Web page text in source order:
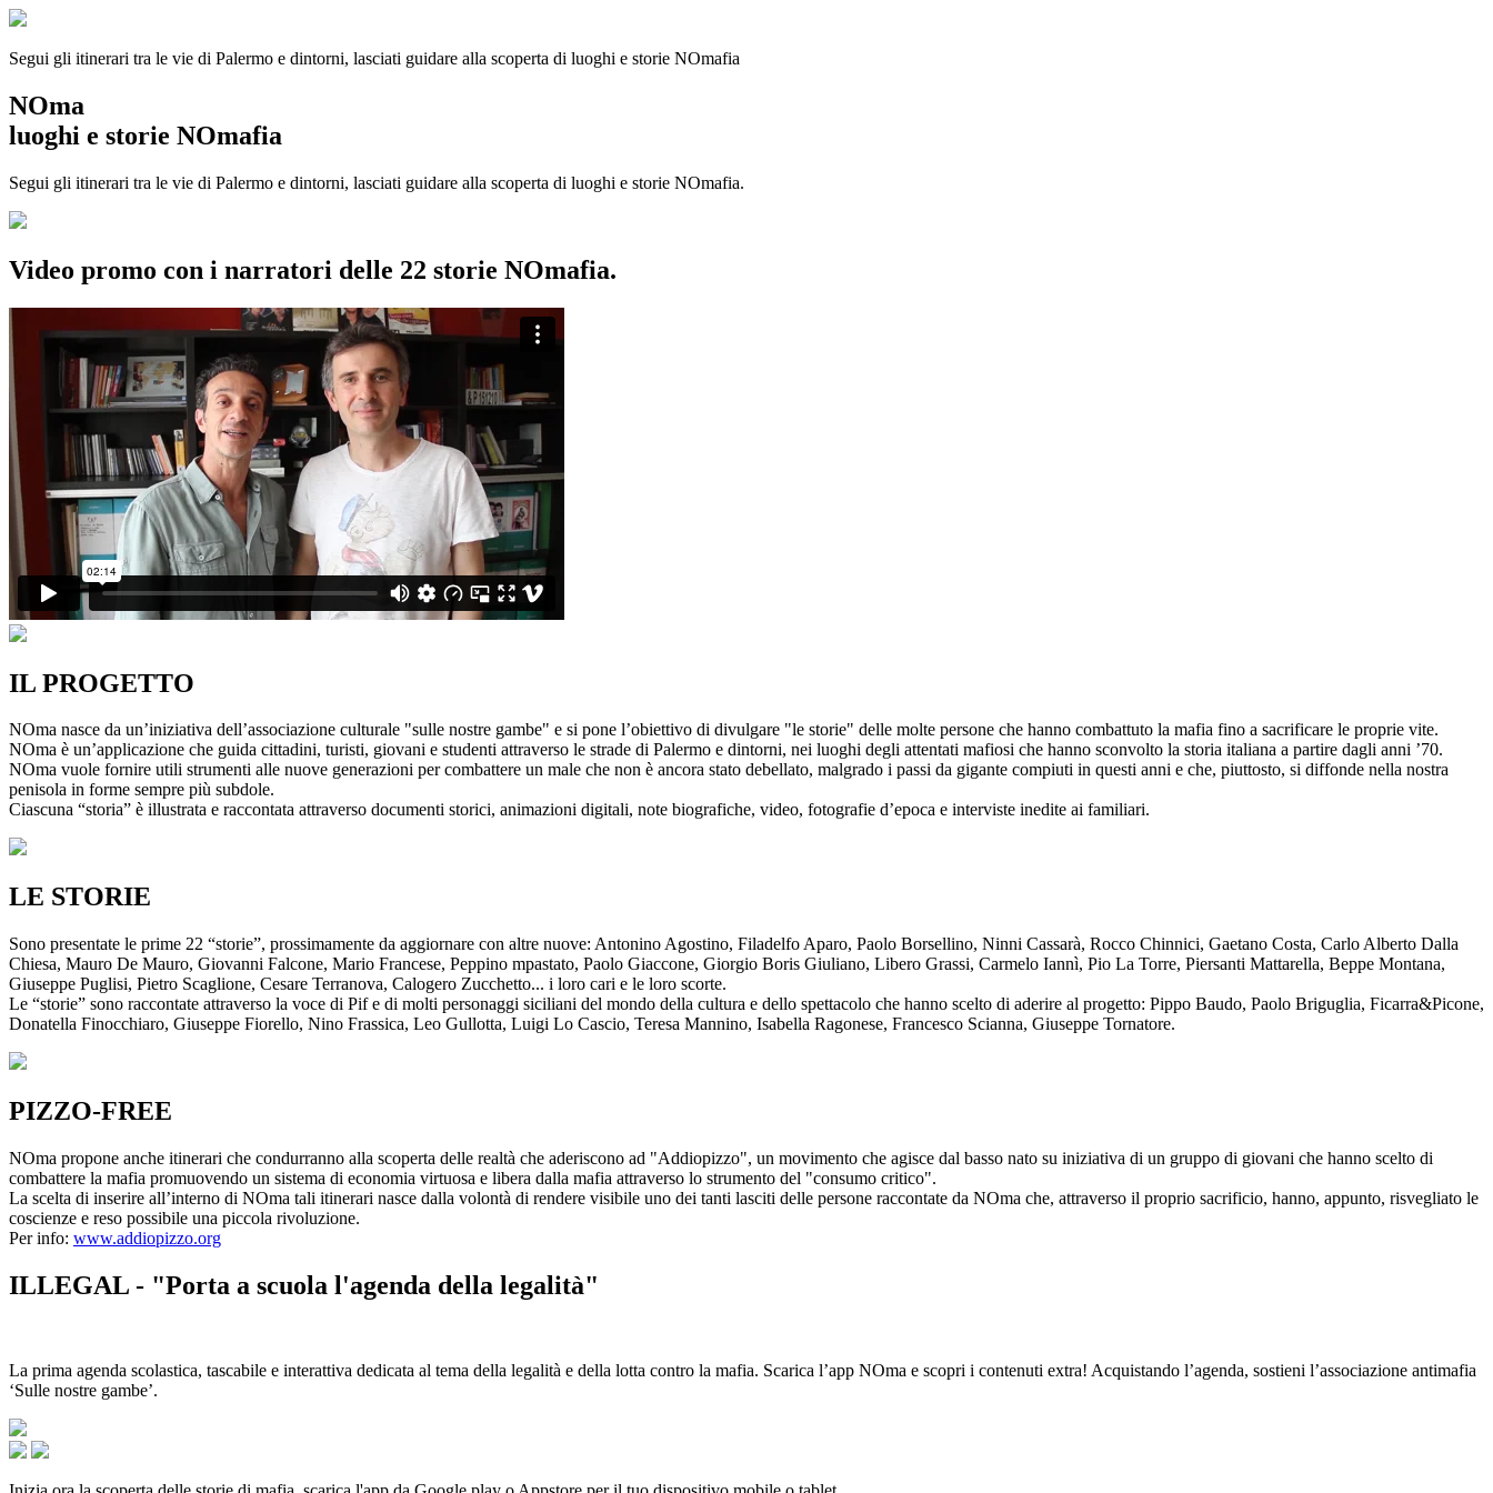
Segui gli itinerari tra le vie di Palermo e dintorni, lasciati guidare alla scoperta di luoghi e storie NOmafia
NOma
luoghi e storie NOmafia
Segui gli itinerari tra le vie di Palermo e dintorni, lasciati guidare alla scoperta di luoghi e storie NOmafia.
Video promo con i narratori delle 22 storie NOmafia.
IL PROGETTO
NOma nasce da un’iniziativa dell’associazione culturale "sulle nostre gambe" e si pone l’obiettivo di divulgare "le storie" delle molte persone che hanno combattuto la mafia fino a sacrificare le proprie vite.
NOma è un’applicazione che guida cittadini, turisti, giovani e studenti attraverso le strade di Palermo e dintorni, nei luoghi degli attentati mafiosi che hanno sconvolto la storia italiana a partire dagli anni ’70.
NOma vuole fornire utili strumenti alle nuove generazioni per combattere un male che non è ancora stato debellato, malgrado i passi da gigante compiuti in questi anni e che, piuttosto, si diffonde nella nostra
penisola in forme sempre più subdole.
Ciascuna “storia” è illustrata e raccontata attraverso documenti storici, animazioni digitali, note biografiche, video, fotografie d’epoca e interviste inedite ai familiari.
LE STORIE
Sono presentate le prime 22 “storie”, prossimamente da aggiornare con altre nuove: Antonino Agostino, Filadelfo Aparo, Paolo Borsellino, Ninni Cassarà, Rocco Chinnici, Gaetano Costa, Carlo Alberto Dalla
Chiesa, Mauro De Mauro, Giovanni Falcone, Mario Francese, Peppino mpastato, Paolo Giaccone, Giorgio Boris Giuliano, Libero Grassi, Carmelo Iannì, Pio La Torre, Piersanti Mattarella, Beppe Montana,
Giuseppe Puglisi, Pietro Scaglione, Cesare Terranova, Calogero Zucchetto... i loro cari e le loro scorte.
Le “storie” sono raccontate attraverso la voce di Pif e di molti personaggi siciliani del mondo della cultura e dello spettacolo che hanno scelto di aderire al progetto: Pippo Baudo, Paolo Briguglia, Ficarra&Picone,
Donatella Finocchiaro, Giuseppe Fiorello, Nino Frassica, Leo Gullotta, Luigi Lo Cascio, Teresa Mannino, Isabella Ragonese, Francesco Scianna, Giuseppe Tornatore.
PIZZO-FREE
NOma propone anche itinerari che condurranno alla scoperta delle realtà che aderiscono ad "Addiopizzo", un movimento che agisce dal basso nato su iniziativa di un gruppo di giovani che hanno scelto di
combattere la mafia promuovendo un sistema di economia virtuosa e libera dalla mafia attraverso lo strumento del "consumo critico".
La scelta di inserire all’interno di NOma tali itinerari nasce dalla volontà di rendere visibile uno dei tanti lasciti delle persone raccontate da NOma che, attraverso il proprio sacrificio, hanno, appunto, risvegliato le
coscienze e reso possibile una piccola rivoluzione.
Per info: www.addiopizzo.org
ILLEGAL - "Porta a scuola l'agenda della legalità"
La prima agenda scolastica, tascabile e interattiva dedicata al tema della legalità e della lotta contro la mafia. Scarica l’app NOma e scopri i contenuti extra! Acquistando l’agenda, sostieni l’associazione antimafia
‘Sulle nostre gambe’.